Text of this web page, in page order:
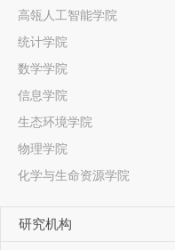
高瓴人工智能学院
统计学院
数学学院
信息学院
生态环境学院
物理学院
化学与生命资源学院
研究机构